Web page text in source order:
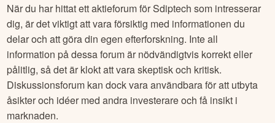
När du har hittat ett aktieforum förSdiptech som intresserar
dig, är det viktigt att vara försiktig med informationen du
delar och att göra din egen efterforskning. Inte all
information på dessa forum är nödvändigtvis korrekt eller
pålitlig, så det är klokt att vara skeptisk och kritisk.
Diskussionsforum kan dock vara användbara för att utbyta
åsikter och idéer med andra investerare och få insikt i
marknaden.